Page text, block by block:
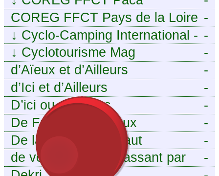
-
COREG FFCT Pays de la Loire
-
↓ Cyclo-Camping International -
Le voyage à vélo
-
↓ Cyclotourisme Mag
-
d’Aïeux et d’Ailleurs
-
d’Ici et d’Ailleurs
-
D’ici ou d’ailleurs
-
De France et d’Aïeux
-
De la Baïse à l’Escaut
-
de vous aieux en passant par